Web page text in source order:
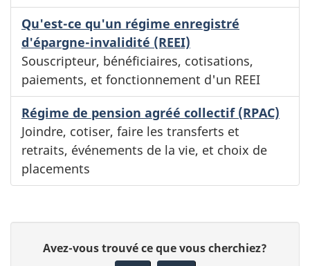
Qu'est-ce qu'un régime enregistré
d'épargne-invalidité (REEI)
Souscripteur, bénéficiaires, cotisations,
paiements, et fonctionnement d'un REEI
Régime de pension agréé collectif (RPAC)
Joindre, cotiser, faire les transferts et
retraits, événements de la vie, et choix de
placements
Avez-vous trouvé ce que vous cherchiez?